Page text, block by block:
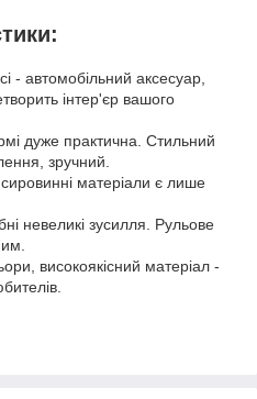
- автомобільний аксесуар,
інтер'єр вашого
дуже практична. Стильний
зручний.
сировинні матеріали є лише
невеликі зусилля. Рульове
високоякісний матеріал -